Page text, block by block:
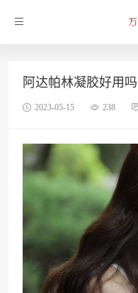
阿达帕林凝胶好用吗
2023-05-15 238